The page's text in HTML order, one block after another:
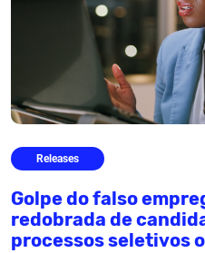
Releases
Golpe do falso
redobrada de
processos seletivos